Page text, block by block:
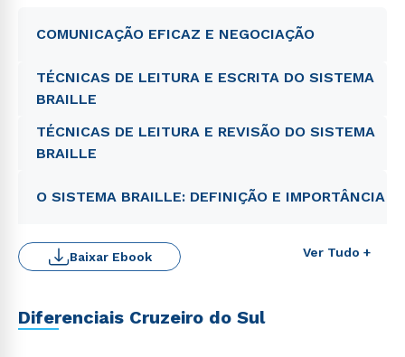
COMUNICAÇÃO EFICAZ E NEGOCIAÇÃO
TÉCNICAS DE LEITURA E ESCRITA DO SISTEMA
BRAILLE
TÉCNICAS DE LEITURA E REVISÃO DO SISTEMA
BRAILLE
O SISTEMA BRAILLE: DEFINIÇÃO E IMPORTÂNCIA
Ver Tudo +
Baixar Ebook
Diferenciais Cruzeiro do Sul